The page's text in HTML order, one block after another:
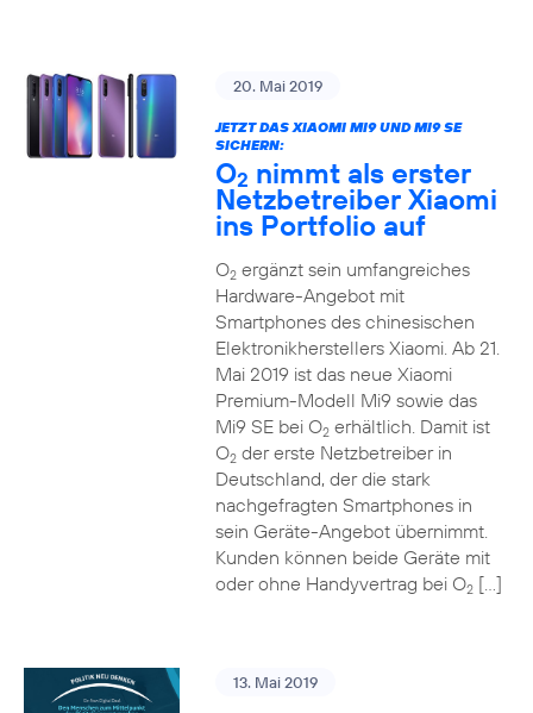
20. Mai 2019
JETZT DAS XIAOMI MI9 UND MI9 SE
SICHERN:
O2 nimmt als erster
Netzbetreiber Xiaomi
ins Portfolio auf
O2ergänzt sein umfangreiches
Hardware-Angebot mit
Smartphones des chinesischen
Elektronikherstellers Xiaomi. Ab 21.
Mai 2019 ist das neue Xiaomi
Premium-Modell Mi9 sowie das
Mi9 SE bei O2erhältlich. Damit ist
O2der erste Netzbetreiber in
Deutschland, der die stark
nachgefragten Smartphones in
sein Geräte-Angebot übernimmt.
Kunden können beide Geräte mit
oder ohne Handyvertrag bei O2[…]
13. Mai 2019